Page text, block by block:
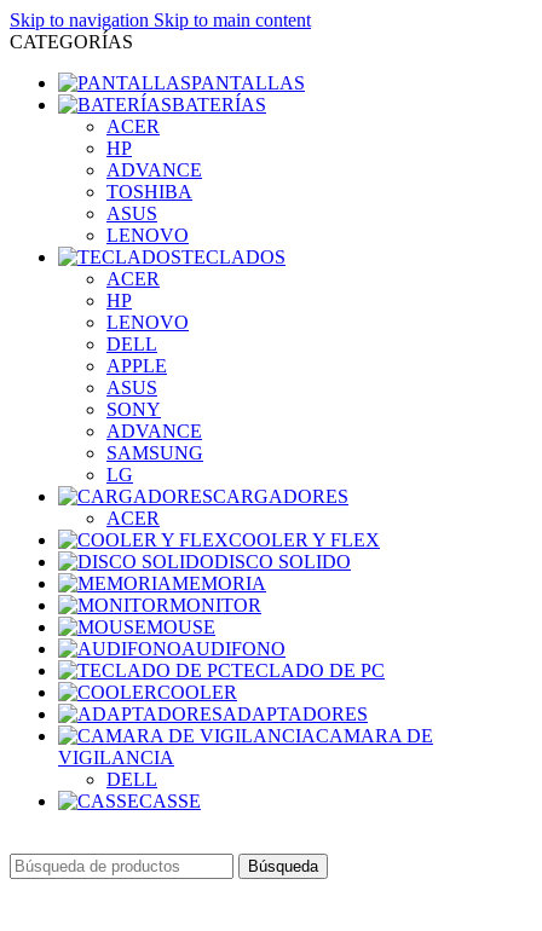
Skip to navigation Skip to main content
CATEGORÍAS
PANTALLAS
BATERÍAS
ACER
HP
ADVANCE
TOSHIBA
ASUS
LENOVO
TECLADOS
ACER
HP
LENOVO
DELL
APPLE
ASUS
SONY
ADVANCE
SAMSUNG
LG
CARGADORES
ACER
COOLER Y FLEX
DISCO SOLIDO
MEMORIA
MONITOR
MOUSE
AUDIFONO
TECLADO DE PC
COOLER
ADAPTADORES
CAMARA DE
VIGILANCIA
DELL
CASSE
Búsqueda